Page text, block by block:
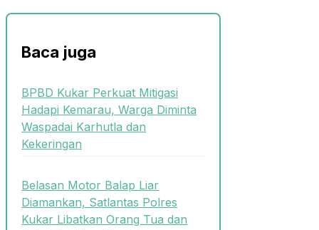
Baca juga
BPBD Kukar Perkuat Mitigasi
Hadapi Kemarau, Warga Diminta
Waspadai Karhutla dan
Kekeringan
Belasan Motor Balap Liar
Diamankan, Satlantas Polres
Kukar Libatkan Orang Tua dan